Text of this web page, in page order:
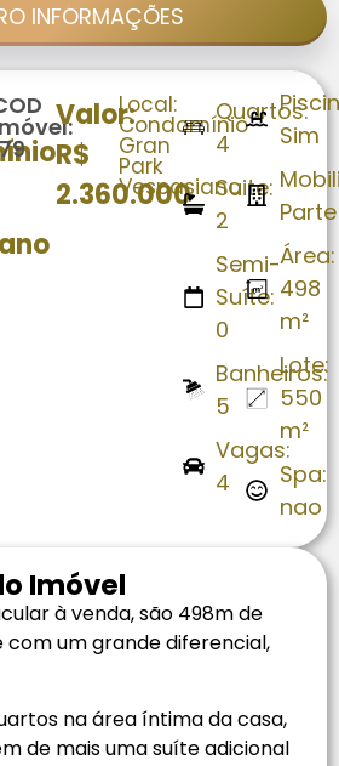
INFORMAÇÕES
Valor:
R$
2.360.000
Local:
Condomínio
Gran
Park
Vespasiano
Quartos:
4
Suite:
2
Semi-
Suíte:
0
Banheiros:
5
Vagas:
4
Sim
Parte
Área:
498
m²
Lote:
550
m²
Spa:
nao
Imóvel
à venda, são 498m de
um grande diferencial,
na área íntima da casa,
de mais uma suíte adicional